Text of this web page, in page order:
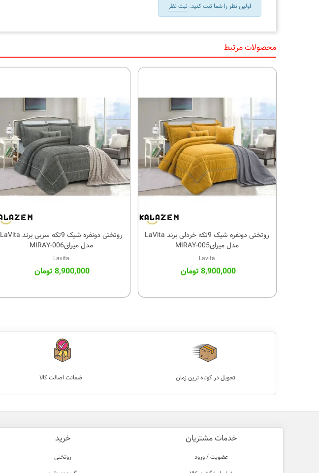
اولین نظر را شما ثبت کنید. ثبت نظر
محصولات مرتبط
کالای مورد علاقه
روتختی دونفره شیک 9تکه خردلی برند LaVita
مدل میرایMIRAY-005
Lavita
8,900,000 تومان
کالای مورد علاقه
روتختی دونفره شیک 9تکه سربی برند LaVita
مدل میرایMIRAY-006
Lavita
8,900,000 تومان
تحویل در کوتاه ترین زمان ضمانت اصالت کالا
خدمات مشتریان
عضویت / ورود
خرید
روتختی